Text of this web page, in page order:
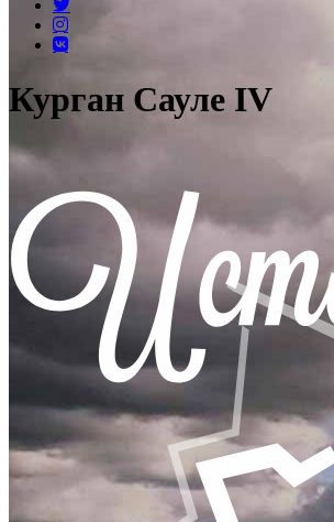
Курган Сауле IV